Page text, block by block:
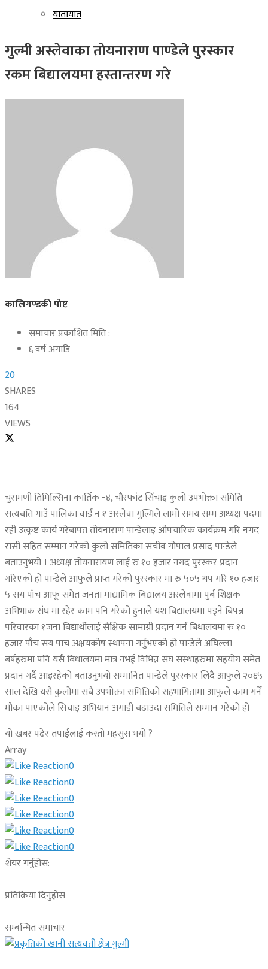
यातायात
गुल्मी अस्लेवाका तोयनाराण पाण्डेले पुरस्कार
रकम बिद्यालयमा हस्तान्तरण गरे
कालिगण्डकी पोष्ट
समाचार प्रकाशित मिति :
६ वर्ष अगाडि
20
SHARES
164
VIEWS
चुरामणी तिमिल्सिना कार्तिक -४, चाैरफांट सिंचाइ कुलाे उपभोक्ता समिति
सत्यबति गाउँ पालिका वार्ड न १ अस्लेवा गुल्मिले लामो समय सम्म अध्यक्ष पदमा
रही उत्कृष्ट कार्य गरेबापत तोयनाराण पान्डेलाइ औपचारिक कार्यक्रम गरि नगद
रासी सहित सम्मान गरेको कुलो समितिका सचीव गोपाल प्रसाद पान्डेले
बताउनुभयो । अध्यक्ष तोयनारायण लाई रु १० हजार नगद पुरस्कर प्रदान
गरिएको हो पान्डेले आफुले प्राप्त गरेको पुरस्कार मा रु ५०५ थप गरि १० हजार
५ सय पाँच आफू समेत जनता माद्यामिक बिद्यालय अस्लेवामा पुर्ब शिक्षक
अभिभाक संघ मा रहेर काम पनि गरेको हुनाले यश बिद्यालयमा पड्ने बिपन्न
परिवारका १जना बिद्यार्थीलाई सैक्षिक सामाग्री प्रदान गर्न बिधालयमा रु १०
हजार पाँच सय पाच अक्षयकोष स्थापना गर्नुभएको हो पान्डेले अघिल्ला
बर्षहरुमा पनि यसै बिधालयमा मात्र नभई विभिन्न संघ सस्थाहरुमा सहयोग समेत
प्रदान गर्दै आइरहेको बताउनुभयो सम्मानित पान्डेले पुरस्कार लिदै आफुले २०६५
साल देखि यसै कुलोमा सबै उपभोक्ता समितिको सहभागितामा आफुले काम गर्ने
मौका पाएकोले सिचाइ अभियान अगाडी बढाउदा समितिले सम्मान गरेको हो
यो खबर पढेर तपाईलाई कस्तो महसुस भयो ?
Array
0
0
0
0
0
0
शेयर गर्नुहोस:
प्रतिक्रिया दिनुहोस
सम्बन्धित समाचार